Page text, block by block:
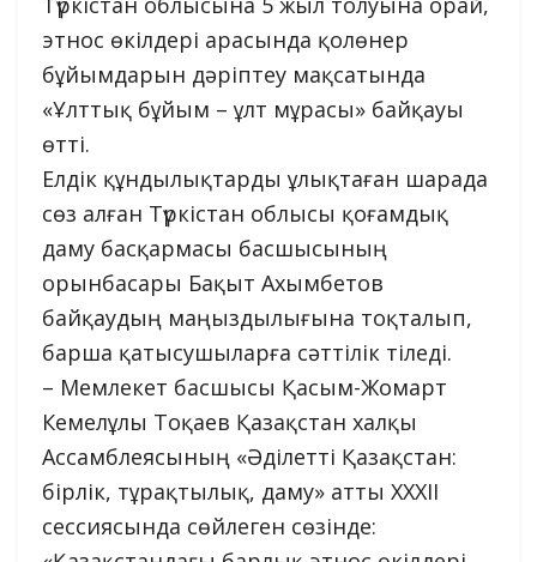
этнос өкілдері арасында қолөнер
бұйымдарын дәріптеу мақсатында
«Ұлттық бұйым – ұлт мұрасы» байқауы
өтті.
Елдік құндылықтарды ұлықтаған шарада
сөз алған Түркістан облысы қоғамдық
даму басқармасы басшысының
орынбасары Бақыт Ахымбетов
байқаудың маңыздылығына тоқталып,
барша қатысушыларға сәттілік тіледі.
– Мемлекет басшысы Қасым-Жомарт
Кемелұлы Тоқаев Қазақстан халқы
Ассамблеясының «Әділетті Қазақстан:
бірлік, тұрақтылық, даму» атты ХХХІІ
сессиясында сөйлеген сөзінде: